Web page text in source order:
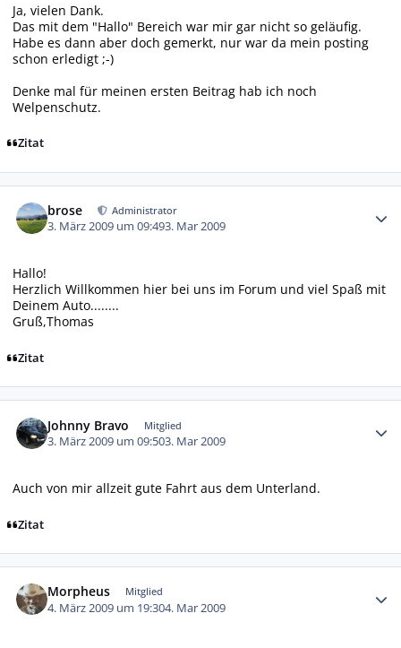
Ja, vielen Dank.
Das mit dem "Hallo" Bereich war mir gar nicht so geläufig.
Habe es dann aber doch gemerkt, nur war da mein posting
schon erledigt ;-)
Denke mal für meinen ersten Beitrag hab ich noch
Welpenschutz.
Zitat
brose Administrator
3. März 2009 um 09:493. Mar 2009
Hallo!
Herzlich Willkommen hier bei uns im Forum und viel Spaß mit
Deinem Auto........
Gruß,Thomas
Zitat
Johnny Bravo Mitglied
3. März 2009 um 09:503. Mar 2009
Auch von mir allzeit gute Fahrt aus dem Unterland.
Zitat
Morpheus Mitglied
4. März 2009 um 19:304. Mar 2009